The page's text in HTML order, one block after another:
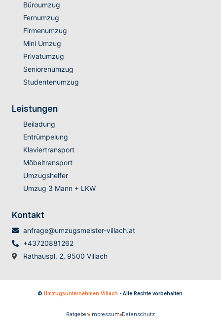
Büroumzug
Fernumzug
Firmenumzug
Mini Umzug
Privatumzug
Seniorenumzug
Studentenumzug
Leistungen
Beiladung
Entrümpelung
Klaviertransport
Möbeltransport
Umzugshelfer
Umzug 3 Mann + LKW
Kontakt
anfrage@umzugsmeister-villach.at
+43720881262
Rathauspl. 2, 9500 Villach
© Umzugsunternehmen Villach - Alle Rechte vorbehalten.
Ratgeber Impressum Datenschutz